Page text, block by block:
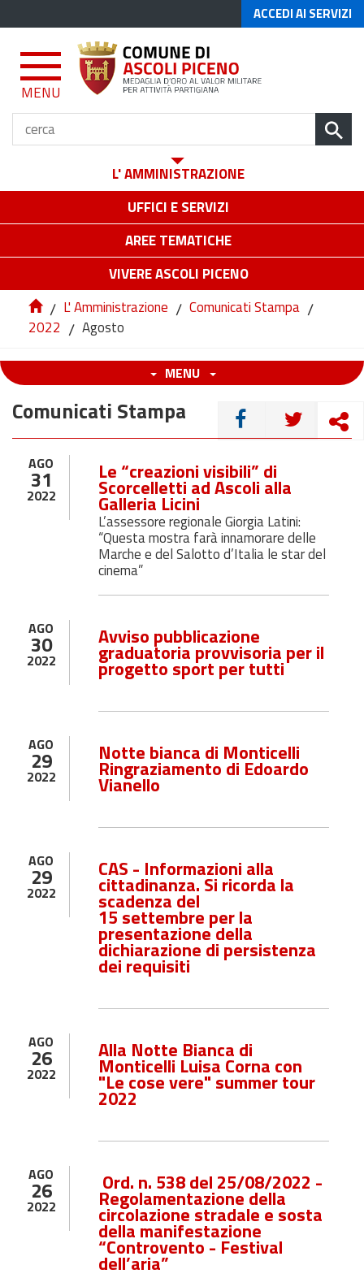
ACCEDI AI SERVIZI
MENU
L' AMMINISTRAZIONE
UFFICI E SERVIZI
AREE TEMATICHE
VIVERE ASCOLI PICENO
/ L' Amministrazione / Comunicati Stampa /
2022 / Agosto
MENU
CONDIVIDI
Comunicati Stampa
AGO
31
2022
Le “creazioni visibili” di
Scorcelletti ad Ascoli alla
Galleria Licini
L’assessore regionale Giorgia Latini:
“Questa mostra farà innamorare delle
Marche e del Salotto d’Italia le star del
cinema”
AGO
30
2022
Avviso pubblicazione
graduatoria provvisoria per il
progetto sport per tutti
AGO
29
2022
Notte bianca di Monticelli
Ringraziamento di Edoardo
Vianello
AGO
29
2022
CAS - Informazioni alla
cittadinanza. Si ricorda la
scadenza del
15 settembre per la
presentazione della
dichiarazione di persistenza
dei requisiti
AGO
26
2022
Alla Notte Bianca di
Monticelli Luisa Corna con
"Le cose vere" summer tour
2022
AGO
26
2022
Ord. n. 538 del 25/08/2022 -
Regolamentazione della
circolazione stradale e sosta
della manifestazione
“Controvento - Festival
dell’aria”